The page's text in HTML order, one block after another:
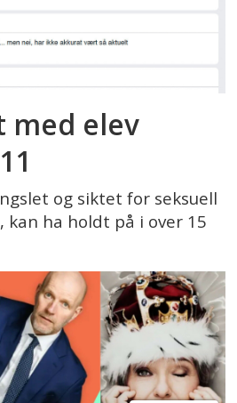
med elev
og siktet for seksuell
kan ha holdt på i over 15